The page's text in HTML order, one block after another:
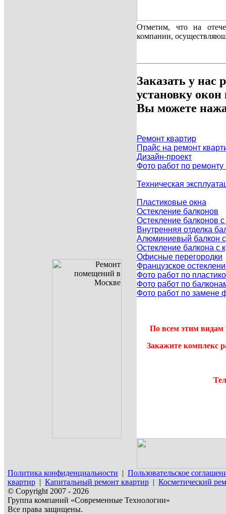
Отметим, что на
компании,
Заказать у нас
установку
Вы можете
Ремонт квартир
Прайс на ремонт
Дизайн-проект
Фото работ по ремонту
Техническая
Пластиковые окна
Остекление балконов
Остекление балконов
Внутренняя отделка
Алюминиевый балкон
Остекление балкона с
Офисные перегородки
Французское
Фото работ по
Фото работ по
Фото работ по замене
По всем этим видам
Закажите комплекс
Политика конфиденциальности | Пользовательское
квартир | Капитальный ремонт квартир | Косметический
© Copyright 2007 - 2026
Группа компаний «Современные Технологии»
Все права защищены.